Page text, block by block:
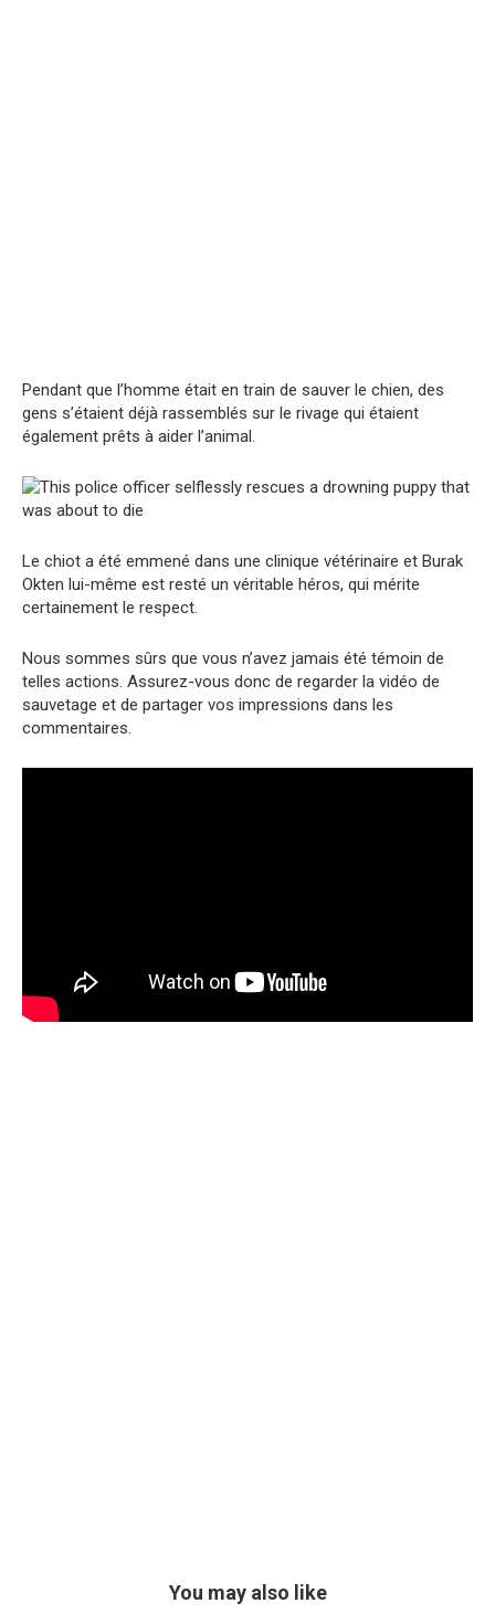
Pendant que l’homme était en train de sauver le chien, des
gens s’étaient déjà rassemblés sur le rivage qui étaient
également prêts à aider l’animal.
Le chiot a été emmené dans une clinique vétérinaire et Burak
Okten lui-même est resté un véritable héros, qui mérite
certainement le respect.
Nous sommes sûrs que vous n’avez jamais été témoin de
telles actions. Assurez-vous donc de regarder la vidéo de
sauvetage et de partager vos impressions dans les
commentaires.
You may also like